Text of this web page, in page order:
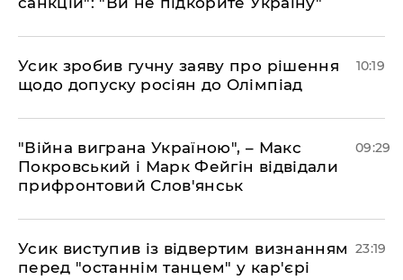
Усик зробив гучну заяву про рішення
щодо допуску росіян до Олімпіад
10:19
"Війна виграна Україною", – Макс
Покровський і Марк Фейгін відвідали
прифронтовий Слов'янськ
09:29
​Усик виступив із відвертим визнанням
перед "останнім танцем" у кар'єрі
23:19